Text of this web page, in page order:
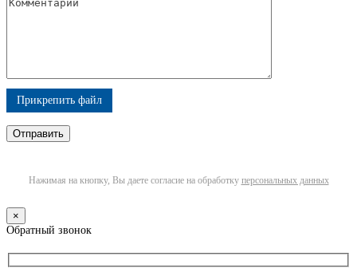
Прикрепить файл
Нажимая на кнопку, Вы даете согласие на обработку персональных данных
×
Обратный звонок